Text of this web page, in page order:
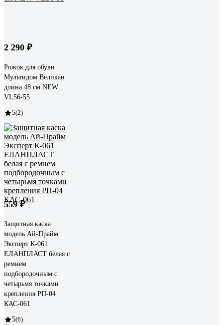
2 290 ₽
Рожок для обуви
Мультидом Великан
длина 48 см NEW
VL56-55
5(2)
559 ₽
Защитная каска
модель Ай-Прайм
Эксперт К-061
ЕЛАНПЛАСТ белая с
ремнем
подбородочным с
четырьмя точками
крепления РП-04
КАС-061
5(6)